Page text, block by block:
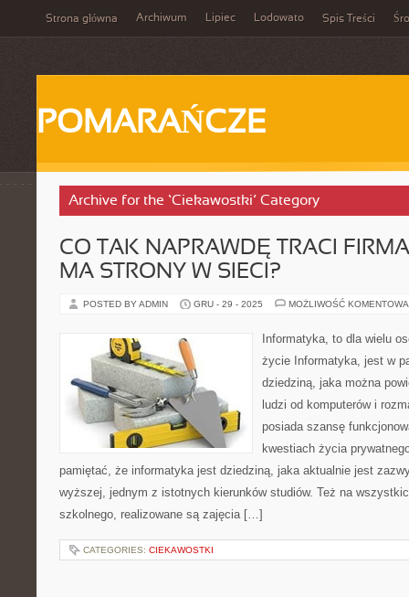
Strona główna Archiwum Lipiec Lodowato Spis Treści
POMARAŃCZE
Archive for the ‘Ciekawostki’ Category
CO TAK NAPRAWDĘ TRACI
MA STRONY W SIECI?
POSTED BY ADMIN GRU - 29 - 2025 MOŻLIWOŚĆ
Informatyka, to dla wielu
życie Informatyka, jest w
dziedziną, jaka można
ludzi od komputerów i
posiada szansę
kwestiach życia
pamiętać, że informatyka jest dziedziną, jaka aktualnie jest
wyższej, jednym z istotnych kierunków studiów. Też na
szkolnego, realizowane są zajęcia […]
CATEGORIES: CIEKAWOSTKI